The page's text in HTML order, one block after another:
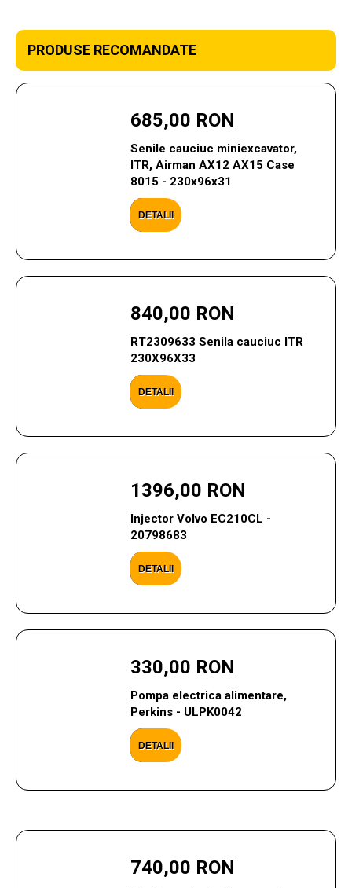
PRODUSE RECOMANDATE
685,00 RON
Senile cauciuc miniexcavator,
ITR, Airman AX12 AX15 Case
8015 - 230x96x31
DETALII
840,00 RON
RT2309633 Senila cauciuc ITR
230X96X33
DETALII
1396,00 RON
Injector Volvo EC210CL -
20798683
DETALII
330,00 RON
Pompa electrica alimentare,
Perkins - ULPK0042
DETALII
740,00 RON